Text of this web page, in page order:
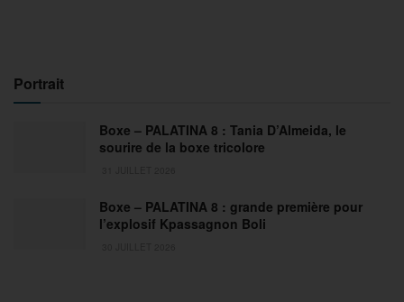
Portrait
Boxe – PALATINA 8 : Tania D’Almeida, le
sourire de la boxe tricolore
Boxe – PALATINA 8 : grande première pour
l’explosif Kpassagnon Boli